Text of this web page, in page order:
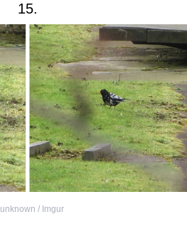
15.
unknown / Imgur